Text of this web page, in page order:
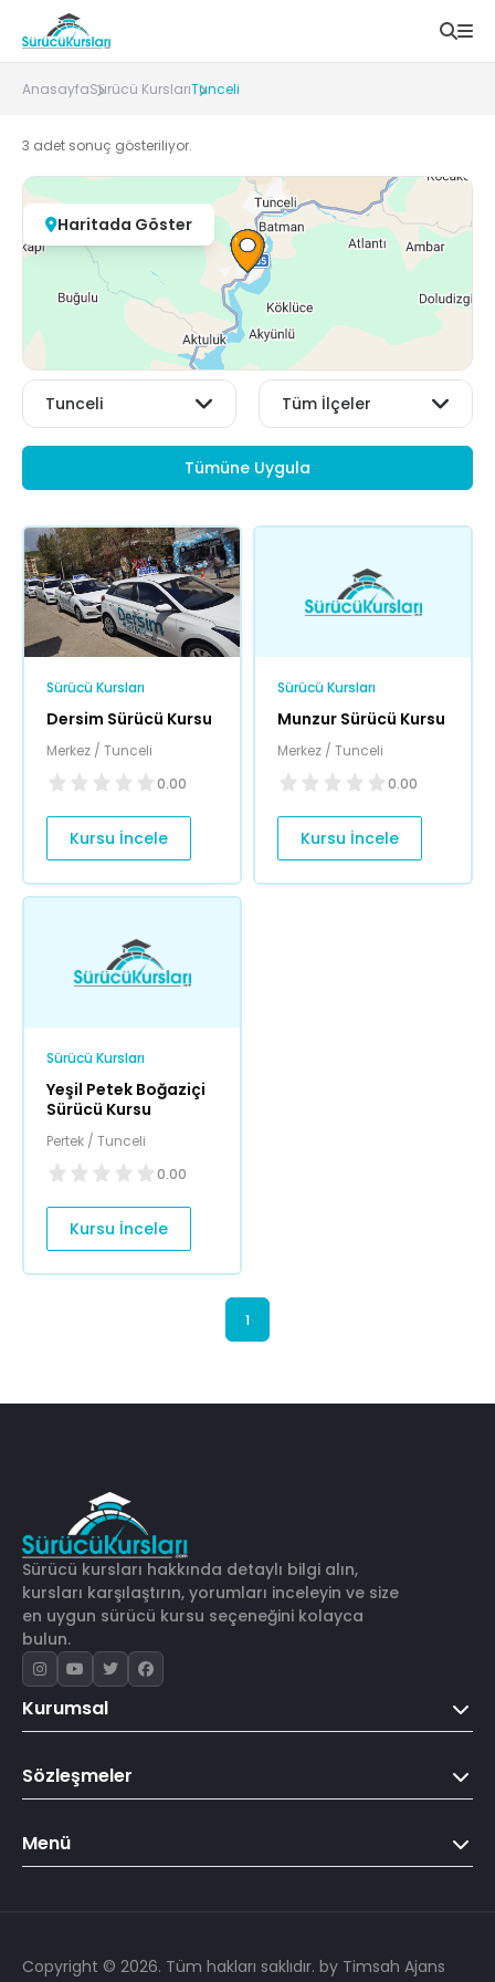
AnasayfaSürücü KurslarıTunceli
3 adet sonuç gösteriliyor.
Haritada Göster
Tümüne Uygula
Sürücü Kursları
Dersim Sürücü Kursu
Merkez / Tunceli
0.00
Kursu İncele
Sürücü Kursları
Munzur Sürücü Kursu
Merkez / Tunceli
0.00
Kursu İncele
Sürücü Kursları
Yeşil Petek Boğaziçi
Sürücü Kursu
Pertek / Tunceli
0.00
Kursu İncele
1
Sürücü kursları hakkında detaylı bilgi alın,
kursları karşılaştırın, yorumları inceleyin ve size
en uygun sürücü kursu seçeneğini kolayca
bulun.
Kurumsal
Sözleşmeler
Menü
Copyright © 2026. Tüm hakları saklıdır. by Timsah Ajans